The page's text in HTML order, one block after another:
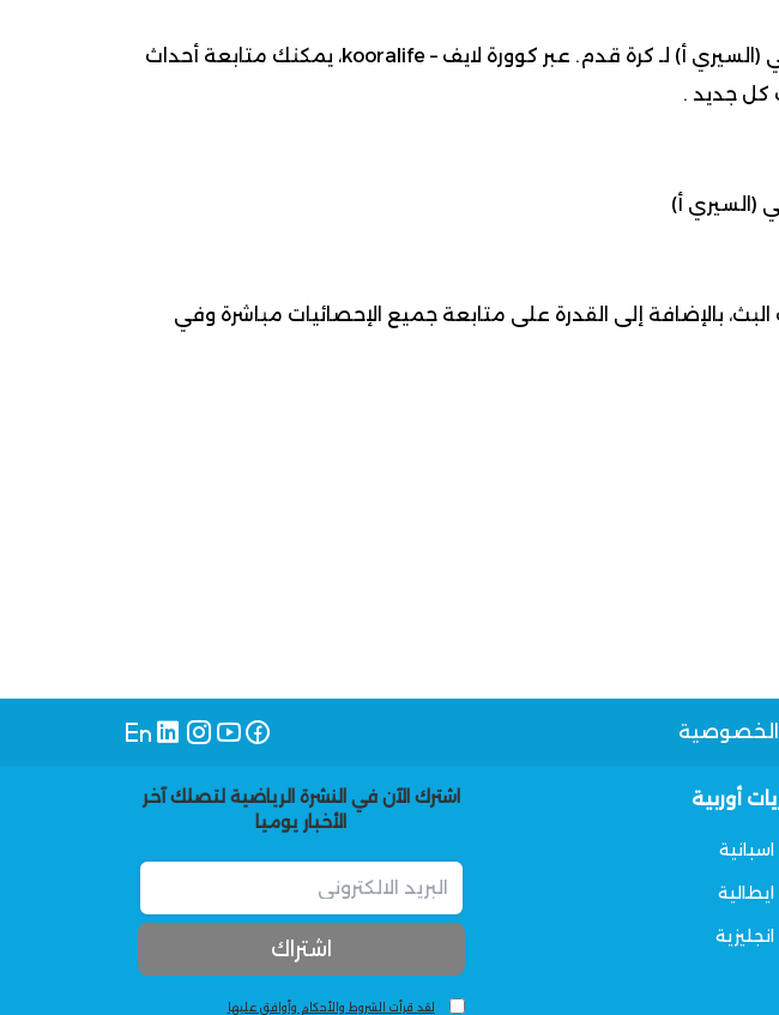
موعد مباراة يوفنتوس ضد هيلاس ، 2026-05-03، ضمن بطولة الدوري الإيطالي (السيري أ) لـ كرة قدم. عبر كوورة لايف – kooralife، يمكنك متابعة أحداث
كل جديد .
بالإضافة إلى القدرة على متابعة جميع الإحصائيات مباشرة وفي
أوربية
اشترك الآن في النشرة الرياضية لتصلك آخر
الأخبار يوميا
لقد قرأت الشروط والأحكام وأوافق عليها